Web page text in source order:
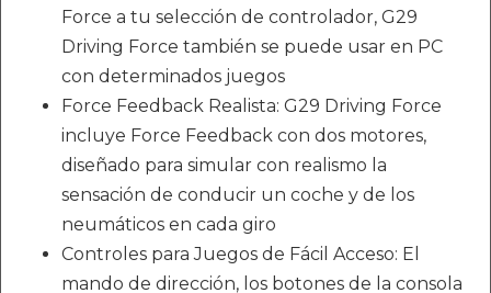
Force a tu selección de controlador, G29
Driving Force también se puede usar en PC
con determinados juegos
Force Feedback Realista: G29 Driving Force
incluye Force Feedback con dos motores,
diseñado para simular con realismo la
sensación de conducir un coche y de los
neumáticos en cada giro
Controles para Juegos de Fácil Acceso: El
mando de dirección, los botones de la consola